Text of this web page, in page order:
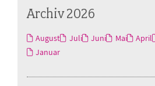
Archiv 2026
August Juli Juni Mai April
Januar